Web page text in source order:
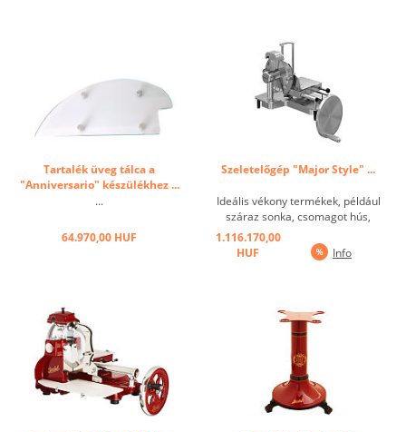
Tartalék üveg tálca a
"Anniversario" készülékhez ...
...
64.970,00 HUF
Szeletelőgép "Major Style" ...
Ideális vékony termékek, például
száraz sonka, csomagot hús,
rozetta, carpaccio darabolására
... Modern, könnyen használható
és modern gép lendkerékkel.
20 mm ...
1.116.170,00
HUF
Info